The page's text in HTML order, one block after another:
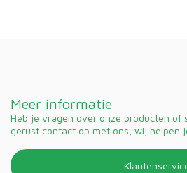
Meer informatie
Heb je vragen over onze producten of
gerust contact op met ons, wij helpen